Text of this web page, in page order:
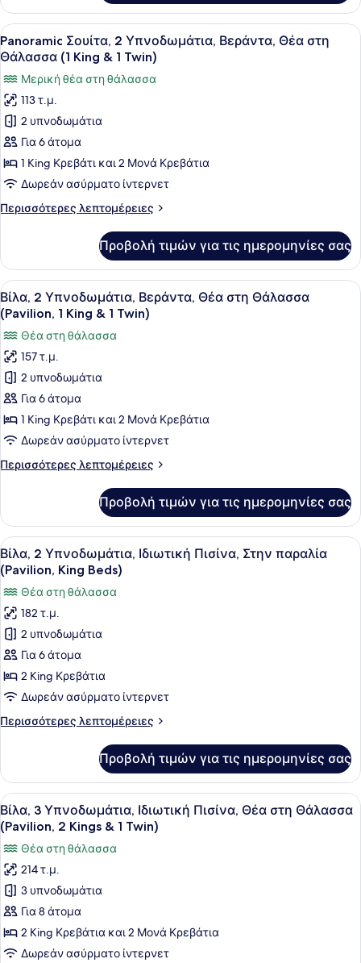
Bed)
1
Υπνοδωμάτιο,
Βεράντα,
Θέα
στη
Θάλασσα
(King
Bed)
Προβολή
όλων
των
φωτογραφιών
για
Panoramic
Σουίτα,
2
Υπνοδωμάτια,
Θέα
(1
King
&
1
Twin)
Ένα σύγχρονο δωμάτιο
5
Panoramic Σουίτα, 2 Υπνοδωμάτια, Βεράντα, Θέα στη
Θάλασσα (1 King & 1 Twin)
Μερική θέα στη θάλασσα
113 τ.μ.
2 υπνοδωμάτια
Για 6 άτομα
1 King Κρεβάτι και 2 Μονά Κρεβάτια
Δωρεάν ασύρματο ίντερνετ
Περισσότερες λεπτομέρειες
Περισσότερες
Σουίτα,
Υπνοδωμάτια,
Βεράντα,
Θέα
στη
Θάλασσα
(1
King
&
Twin)
Προβολή τιμών για τις ημερομηνίες σας
Προβολή
όλων
των
φωτογραφιών
για
Βίλα,
2
Υπνοδωμάτια,
Βεράντα,
στη
King
&
1
Twin)
Ένα δωμάτιο ξενοδοχείου με δύο
6
Βίλα, 2 Υπνοδωμάτια, Βεράντα, Θέα στη Θάλασσα
(Pavilion, 1 King & 1 Twin)
Θέα στη θάλασσα
157 τ.μ.
2 υπνοδωμάτια
Για 6 άτομα
1 King Κρεβάτι και 2 Μονά Κρεβάτια
Δωρεάν ασύρματο ίντερνετ
Περισσότερες λεπτομέρειες
Περισσότερες
2
Υπνοδωμάτια,
Βεράντα,
Θέα
στη
Θάλασσα
(Pavilion,
King
&
Twin)
Προβολή τιμών για τις ημερομηνίες σας
Προβολή
όλων
των
φωτογραφιών
για
Βίλα,
2
Υπνοδωμάτια,
Ιδιωτική
Στην
King
Beds)
Ένα μοντέρνο σαλόνι με έναν
6
Βίλα, 2 Υπνοδωμάτια, Ιδιωτική Πισίνα, Στην παραλία
(Pavilion, King Beds)
Θέα στη θάλασσα
182 τ.μ.
2 υπνοδωμάτια
Για 6 άτομα
2 King Κρεβάτια
Δωρεάν ασύρματο ίντερνετ
Περισσότερες λεπτομέρειες
Περισσότερες
2
Υπνοδωμάτια,
Ιδιωτική
Πισίνα,
Στην
παραλία
(Pavilion,
King
Beds)
Προβολή τιμών για τις ημερομηνίες σας
Προβολή
όλων
των
φωτογραφιών
για
Βίλα,
3
Υπνοδωμάτια,
Ιδιωτική
Μια πισίνα υπερχείλισης στην
6
Βίλα, 3 Υπνοδωμάτια, Ιδιωτική Πισίνα, Θέα στη Θάλασσα
(Pavilion, 2 Kings & 1 Twin)
Θέα στη θάλασσα
214 τ.μ.
3 υπνοδωμάτια
Για 8 άτομα
2 King Κρεβάτια και 2 Μονά Κρεβάτια
Δωρεάν ασύρματο ίντερνετ